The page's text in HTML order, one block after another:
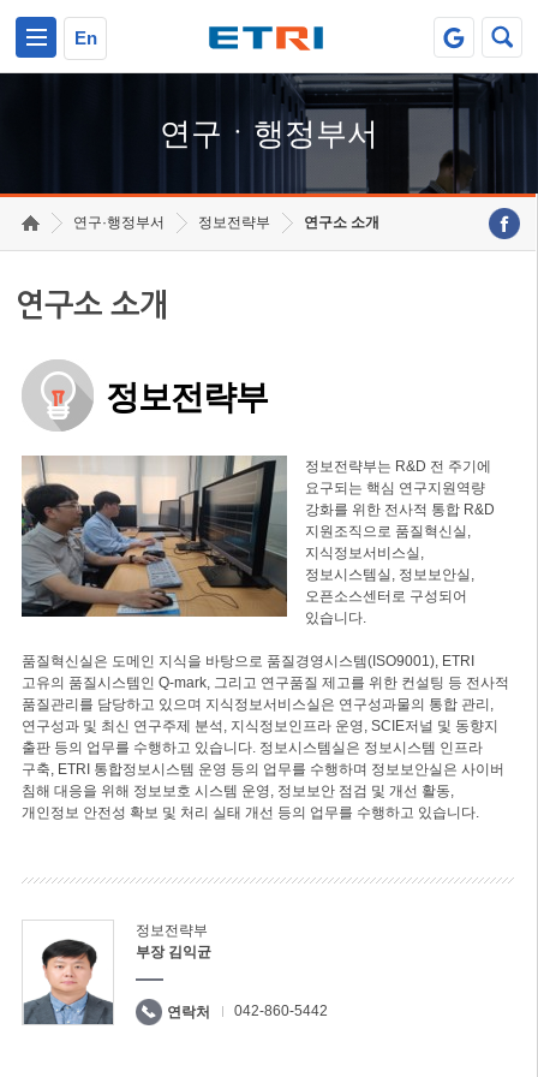
En
연구ㆍ행정부서
연구·행정부서 정보전략부 연구소 소개
연구소 소개
정보전략부
정보전략부는 R&D 전 주기에
요구되는 핵심 연구지원역량
강화를 위한 전사적 통합 R&D
지원조직으로 품질혁신실,
지식정보서비스실,
정보시스템실, 정보보안실,
오픈소스센터로 구성되어
있습니다.
품질혁신실은 도메인 지식을 바탕으로 품질경영시스템(ISO9001), ETRI
고유의 품질시스템인 Q-mark, 그리고 연구품질 제고를 위한 컨설팅 등 전사적
품질관리를 담당하고 있으며 지식정보서비스실은 연구성과물의 통합 관리,
연구성과 및 최신 연구주제 분석, 지식정보인프라 운영, SCIE저널 및 동향지
출판 등의 업무를 수행하고 있습니다. 정보시스템실은 정보시스템 인프라
구축, ETRI 통합정보시스템 운영 등의 업무를 수행하며 정보보안실은 사이버
침해 대응을 위해 정보보호 시스템 운영, 정보보안 점검 및 개선 활동,
개인정보 안전성 확보 및 처리 실태 개선 등의 업무를 수행하고 있습니다.
정보전략부
부장 김익균
연락처 042-860-5442